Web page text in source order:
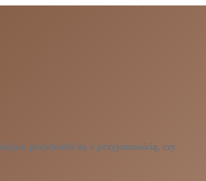
przychodzi się z przyjemnością, czy